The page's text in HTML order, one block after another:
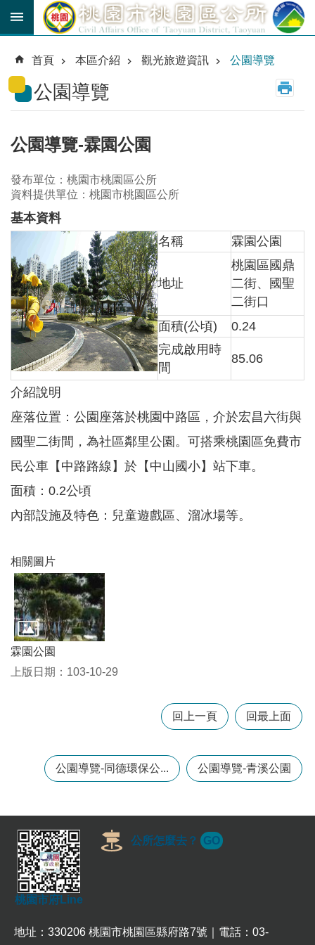
跳到主要內容區塊
育
貼
公
路
線
市
民
卡
階
搜
尋
本
區
介
紹
訊
息
告
生
活
資
訊
機
關
通
訊
錄
網
站
導
覽
市
政
箱
首頁 本區介紹 觀光旅遊資訊 公園導覽
公園導覽
公園導覽-霖園公園
發布單位：桃園市桃園區公所
資料提供單位：桃園市桃園區公所
基本資料
名稱
霖園公園
地址
桃園區國鼎
二街、國聖
二街口
面積(公頃)
0.24
完成啟用時
間
85.06
介紹說明
座落位置：公園座落於桃園中路區，介於宏昌六街與
國聖二街間，為社區鄰里公園。可搭乘桃園區免費市
民公車【中路路線】於【中山國小】站下車。
面積：0.2公頃
內部設施及特色：兒童遊戲區、溜冰場等。
相關圖片
霖園公園
上版日期：103-10-29
回上一頁 回最上面
公園導覽-同德環保公... 公園導覽-青溪公園
桃園市府Line
公所怎麼去？ GO
地址：330206 桃園市桃園區縣府路7號｜電話：03-